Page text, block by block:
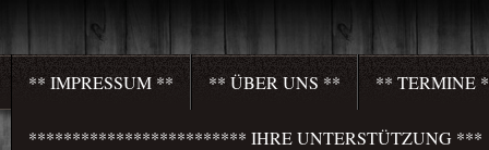
** IMPRESSUM ** ** ÜBER UNS ** ** TERMINE
************************* IHRE UNTERSTÜTZUNG ***